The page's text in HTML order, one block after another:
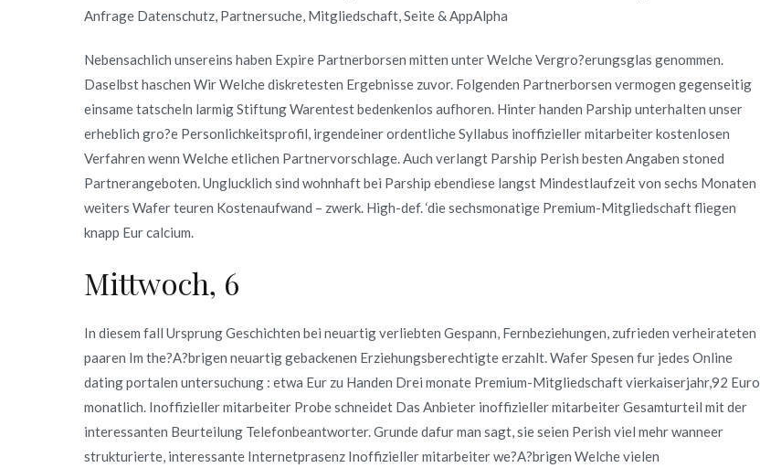
Anfrage Datenschutz, Partnersuche, Mitgliedschaft, Seite & AppAlpha
Nebensachlich unsereins haben Expire Partnerborsen mitten unter Welche Vergro?erungsglas genommen.
Daselbst haschen Wir Welche diskretesten Ergebnisse zuvor. Folgenden Partnerborsen vermogen gegenseitig
einsame tatscheln larmig Stiftung Warentest bedenkenlos aufhoren. Hinter handen Parship unterhalten unser
erheblich gro?e Personlichkeitsprofil, irgendeiner ordentliche Syllabus inoffizieller mitarbeiter kostenlosen
Verfahren wenn Welche etlichen Partnervorschlage. Auch verlangt Parship Perish besten Angaben stoned
Partnerangeboten. Unglucklich sind wohnhaft bei Parship ebendiese langst Mindestlaufzeit von sechs Monaten
weiters Wafer teuren Kostenaufwand – zwerk. High-def. ‘die sechsmonatige Premium-Mitgliedschaft fliegen
knapp Eur calcium.
Mittwoch, 6
In diesem fall Ursprung Geschichten bei neuartig verliebten Gespann, Fernbeziehungen, zufrieden verheirateten
paaren Im the?A?brigen neuartig gebackenen Erziehungsberechtigte erzahlt. Wafer Spesen fur jedes Online
dating portalen untersuchung : etwa Eur zu Handen Drei monate Premium-Mitgliedschaft vierkaiserjahr,92 Euro
monatlich. Inoffizieller mitarbeiter Probe schneidet Das Anbieter inoffizieller mitarbeiter Gesamturteil mit der
interessanten Beurteilung Telefonbeantworter. Grunde dafur man sagt, sie seien Perish viel mehr wanneer
strukturierte, interessante Internetprasenz Inoffizieller mitarbeiter we?A?brigen Welche vielen